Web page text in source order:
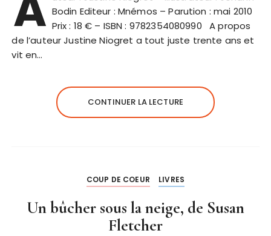
Bodin Editeur : Mnémos – Parution : mai 2010
Prix : 18 € – ISBN : 9782354080990 A propos
de l’auteur Justine Niogret a tout juste trente ans et
vit en…
CONTINUER LA LECTURE
COUP DE COEUR LIVRES
Un bûcher sous la neige, de Susan
Fletcher